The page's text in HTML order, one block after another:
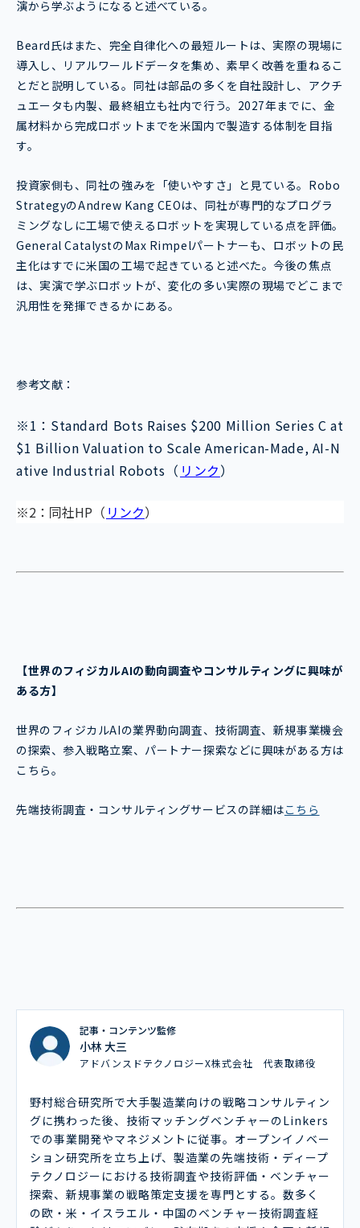
演から学ぶようになると述べている。
Beard氏はまた、完全自律化への最短ルートは、実際の現場に
導入し、リアルワールドデータを集め、素早く改善を重ねるこ
とだと説明している。同社は部品の多くを自社設計し、アクチ
ュエータも内製、最終組立も社内で行う。2027年までに、金
属材料から完成ロボットまでを米国内で製造する体制を目指
す。
投資家側も、同社の強みを「使いやすさ」と見ている。Robo
StrategyのAndrew Kang CEOは、同社が専門的なプログラ
ミングなしに工場で使えるロボットを実現している点を評価。
General CatalystのMax Rimpelパートナーも、ロボットの民
主化はすでに米国の工場で起きていると述べた。今後の焦点
は、実演で学ぶロボットが、変化の多い実際の現場でどこまで
汎用性を発揮できるかにある。
参考文献：
※1：Standard Bots Raises $200 Million Series C at
$1 Billion Valuation to Scale American-Made, AI-N
ative Industrial Robots（ リンク）
※2：同社HP（ リンク）
【世界のフィジカルAIの動向調査やコンサルティングに興味が
ある方】
世界のフィジカルAIの業界動向調査、技術調査、新規事業機会
の探索、参入戦略立案、パートナー探索などに興味がある方は
こちら。
先端技術調査・コンサルティングサービスの詳細はこちら
記事・コンテンツ監修
小林 大三
アドバンスドテクノロジーX株式会社 代表取締役
野村総合研究所で大手製造業向けの戦略コンサルティン
グに携わった後、技術マッチングベンチャーのLinkers
での事業開発やマネジメントに従事。オープンイノベー
ション研究所を立ち上げ、製造業の先端技術・ディープ
テクノロジーにおける技術調査や技術評価・ベンチャー
探索、新規事業の戦略策定支援を専門とする。数多く
の欧・米・イスラエル・中国のベンチャー技術調査経